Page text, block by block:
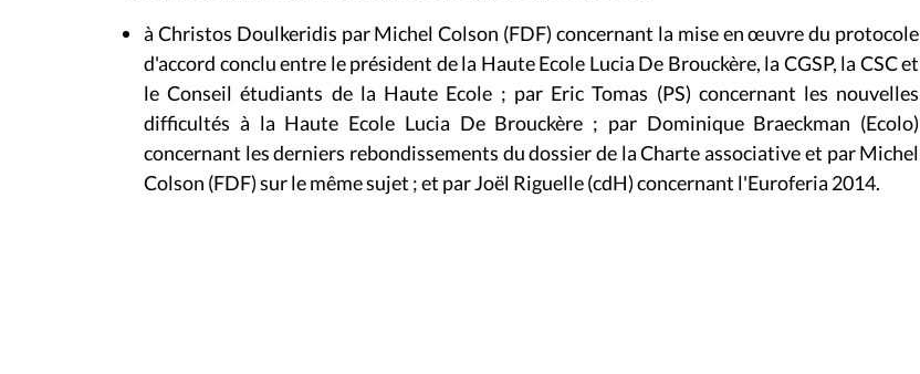
à Christos Doulkeridis par Michel Colson (FDF) concernant la mise en œuvre du protocole
d'accord conclu entre le président de la Haute Ecole Lucia De Brouckère, la CGSP, la CSC et
le Conseil étudiants de la Haute Ecole ; par Eric Tomas (PS) concernant les nouvelles
difficultés à la Haute Ecole Lucia De Brouckère ; par Dominique Braeckman (Ecolo)
concernant les derniers rebondissements du dossier de la Charte associative et par Michel
Colson (FDF) sur le même sujet ; et par Joël Riguelle (cdH) concernant l'Euroferia 2014.